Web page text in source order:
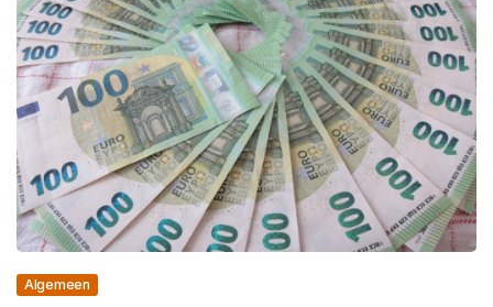
Algemeen